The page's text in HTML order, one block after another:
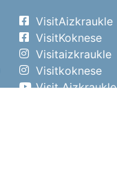
VisitAizkraukle
VisitKoknese
Visitaizkraukle
Visitkoknese
Visit Aizkraukle